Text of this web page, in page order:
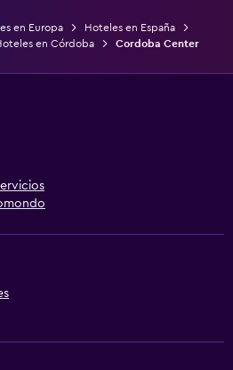
en Europa
Hoteles en España
en Córdoba Cordoba Center